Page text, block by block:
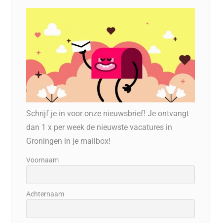
Schrijf je in voor onze nieuwsbrief! Je ontvangt
dan 1 x per week de nieuwste vacatures in
Groningen in je mailbox!
Voornaam
Achternaam